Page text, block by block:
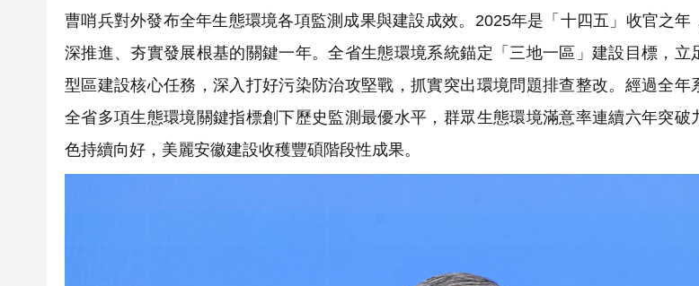
曹哨兵對外發布全年生態環境各項監測成果與建設成效。2025年是「十四五」收官之年
深推進、夯實發展根基的關鍵一年。全省生態環境系統錨定「三地一區」建設目標，立
型區建設核心任務，深入打好污染防治攻堅戰，抓實突出環境問題排查整改。經過全年
全省多項生態環境關鍵指標創下歷史監測最優水平，群眾生態環境滿意率連續六年突破
色持續向好，美麗安徽建設收穫豐碩階段性成果。